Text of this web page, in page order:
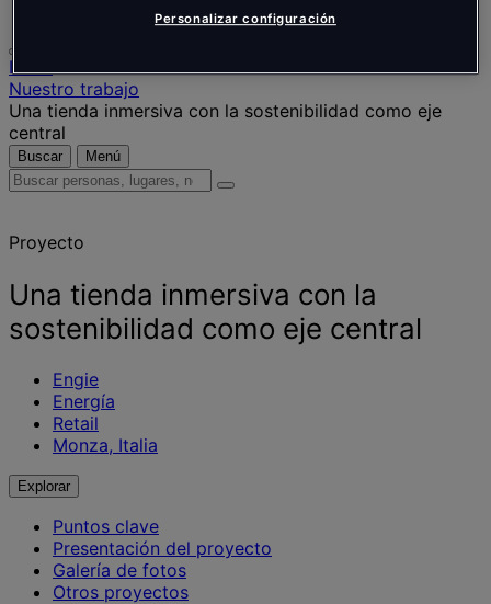
Inicio
Nuestro trabajo
Una tienda inmersiva con la sostenibilidad como eje
central
Buscar Menú
Buscar
noticias
opiniones
Proyecto
Una tienda inmersiva con la
sostenibilidad como eje central
Engie
Energía
Retail
Monza, Italia
Explorar
Puntos clave
Presentación del proyecto
Galería de fotos
Otros proyectos
Personalizar configuración